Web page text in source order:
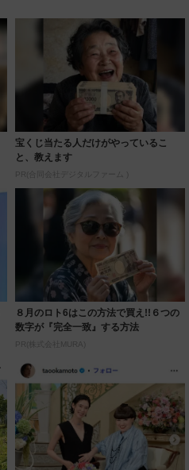
宝くじ当たる人だけがやっているこ
と、教えます
PR(合同会社デジタルファーム )
８月のロト6はこの方法で買え!!６つの
数字が『完全一致』する方法
PR(株式会社MURA)